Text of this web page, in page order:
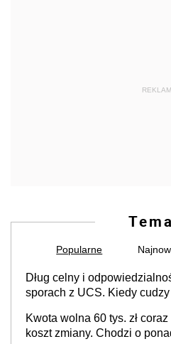
Popularne
Dług celny i
sporach z UCS. Kiedy
Kwota wolna 60 tys. zł
koszt zmiany. Chodzi o